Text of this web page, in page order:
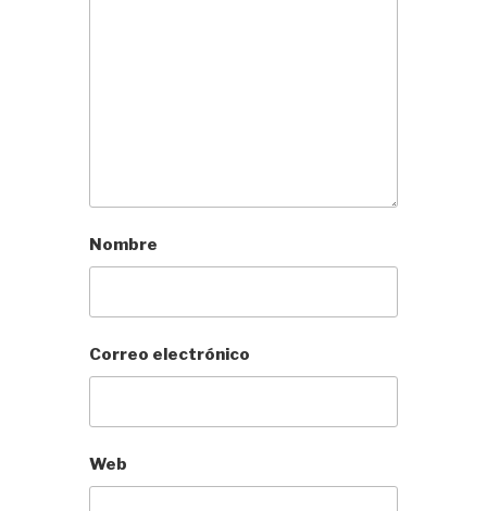
Nombre
Correo electrónico
Web